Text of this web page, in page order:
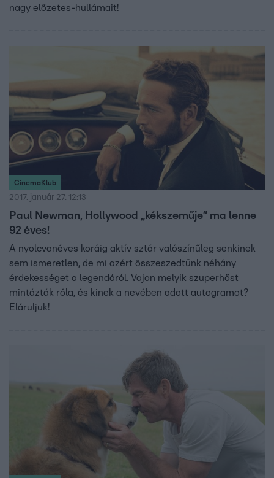
nagy előzetes-hullámait!
CinemaKlub
2017. január 27. 12:13
Paul Newman, Hollywood „kékszeműje” ma lenne
92 éves!
A nyolcvanéves koráig aktív sztár valószínűleg senkinek
sem ismeretlen, de mi azért összeszedtünk néhány
érdekességet a legendáról. Vajon melyik szuperhőst
mintázták róla, és kinek a nevében adott autogramot?
Eláruljuk!